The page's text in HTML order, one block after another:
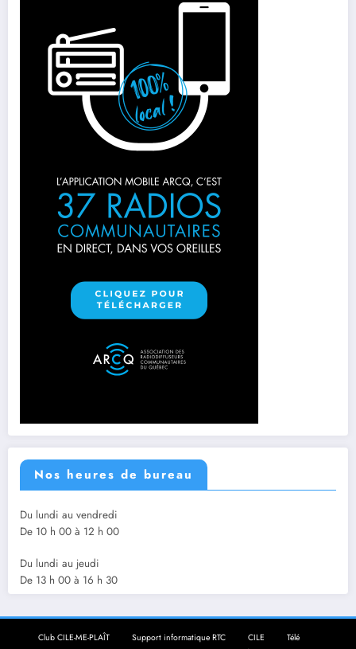
Nos heures de bureau
Du lundi au vendredi
De 10 h 00 à 12 h 00
Du lundi au jeudi
De 13 h 00 à 16 h 30
Club CILE-ME-PLAÎT Support informatique RTC CILE
Télé